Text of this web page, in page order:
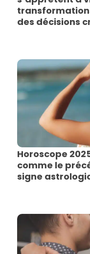
des décisions
Horoscope
comme le
signe